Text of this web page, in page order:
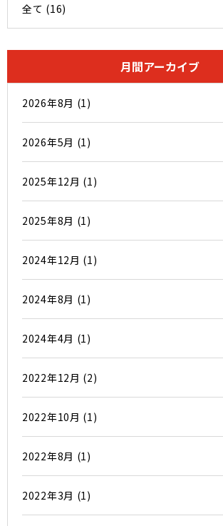
全て (16)
月間アーカイブ
2026年8月 (1)
2026年5月 (1)
2025年12月 (1)
2025年8月 (1)
2024年12月 (1)
2024年8月 (1)
2024年4月 (1)
2022年12月 (2)
2022年10月 (1)
2022年8月 (1)
2022年3月 (1)